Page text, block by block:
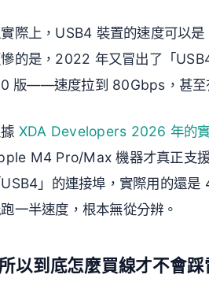
際上，USB4 裝置的速度可以
的是，2022 年又冒出了「
版——速度拉到 80Gbps，甚至
XDA Developers 2026 年的
M4 Pro/Max 機器才真正支
USB4」的連接埠，實際用的還
一半速度，根本無從分辨。
所以到底怎麼買線才不會踩